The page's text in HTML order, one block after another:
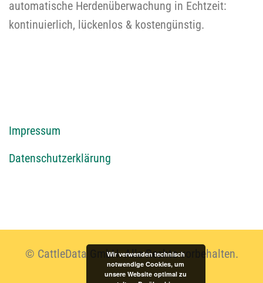
automatische Herdenüberwachung in Echtzeit:
kontinuierlich, lückenlos & kostengünstig.
Impressum
Datenschutzerklärung
© CattleData GmbH. Alle Rechte vorbehalten.
Wir verwenden technisch
notwendige Cookies, um
unsere Website optimal zu